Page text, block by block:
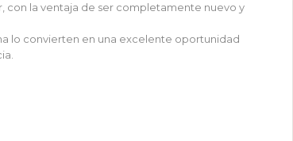
con la ventaja de ser completamente nuevo y
lo convierten en una excelente oportunidad